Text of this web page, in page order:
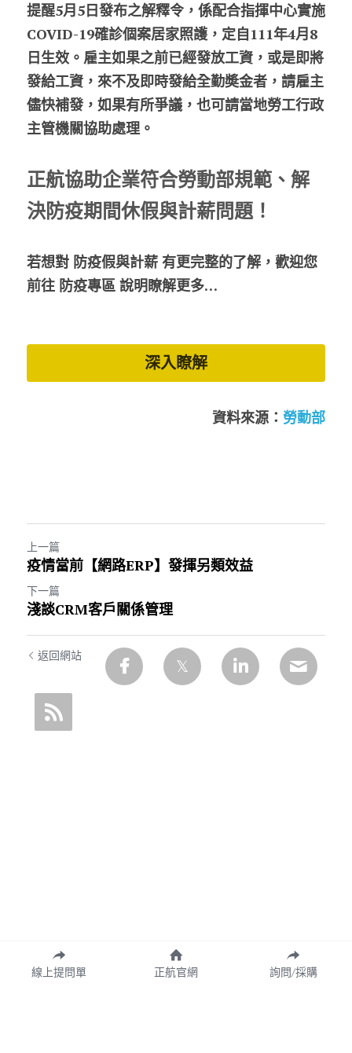
提醒5月5日發布之解釋令，係配合指揮中心實施
COVID-19確診個案居家照護，定自111年4月8
日生效。雇主如果之前已經發放工資，或是即將
發給工資，來不及即時發給全勤奬金者，請雇主
儘快補發，如果有所爭議，也可請當地勞工行政
主管機關協助處理。
正航協助企業符合勞動部規範、解
決防疫期間休假與計薪問題！
若想對 防疫假與計薪 有更完整的了解，歡迎您
前往 防疫專區 說明瞭解更多…
深入瞭解
資料來源： 勞動部
上一篇
疫情當前【網路ERP】發揮另類效益
下一篇
淺談CRM客戶關係管理
返回網站
線上提問單 正航官網 詢問/採購